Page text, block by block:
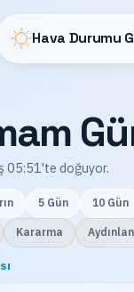
Hava Durumu
05:51'te doğuyor.
5 Gün 10 Gün
Kararma